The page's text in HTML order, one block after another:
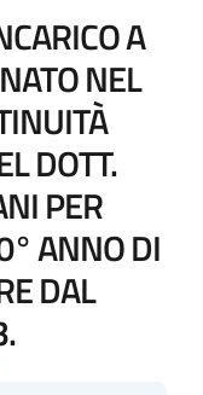
A
NEL
DOTT.
PER
ANNO DI
DAL